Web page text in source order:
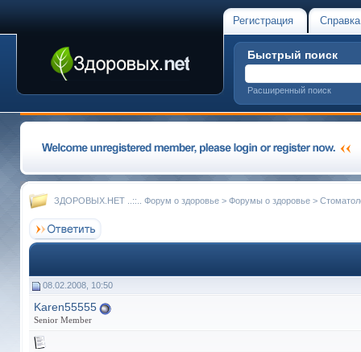
Регистрация Справка
Быстрый поиск
Расширенный поиск
ЗДОРОВЫХ.НЕТ ..::.. Форум о здоровье > Форумы о здоровье >
08.02.2008, 10:50
Karen55555
Senior Member